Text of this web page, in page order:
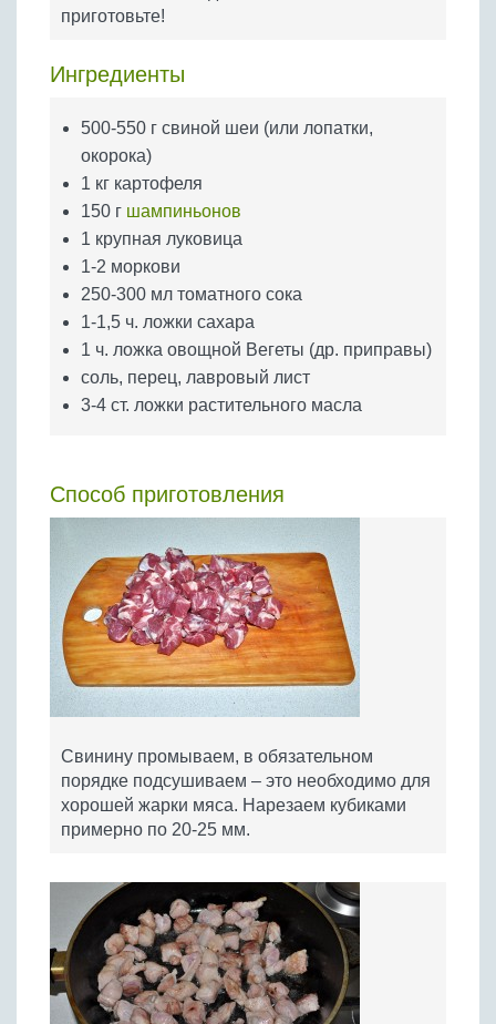
Бобовые
Крупы
приготовьте!
Ингредиенты
500-550 г свиной шеи (или лопатки,
окорока)
1 кг картофеля
150 г шампиньонов
1 крупная луковица
1-2 моркови
250-300 мл томатного сока
1-1,5 ч. ложки сахара
1 ч. ложка овощной Вегеты (др. приправы)
соль, перец, лавровый лист
3-4 ст. ложки растительного масла
Способ приготовления
Свинину промываем, в обязательном
порядке подсушиваем – это необходимо для
хорошей жарки мяса. Нарезаем кубиками
примерно по 20-25 мм.